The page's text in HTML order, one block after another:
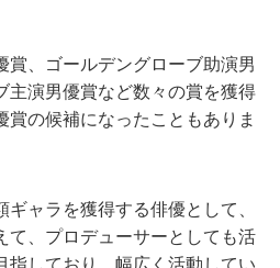
賞、ゴールデングローブ助演男
主演男優賞など数々の賞を獲得
賞の候補になったこともありま
ャラを獲得する俳優として、
て、プロデューサーとしても活
指しており、幅広く活動してい